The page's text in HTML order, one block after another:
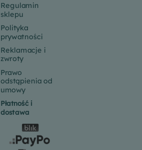
Regulamin
sklepu
Polityka
prywatności
Reklamacje i
zwroty
Prawo
odstąpienia od
umowy
Płatność i
dostawa